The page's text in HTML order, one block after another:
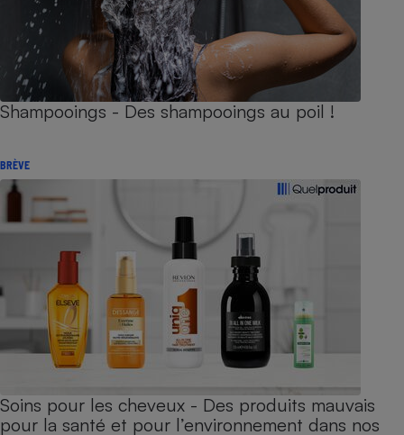
Shampooings - Des shampooings au poil !
BRÈVE
Soins pour les cheveux - Des produits mauvais
pour la santé et pour l’environnement dans nos